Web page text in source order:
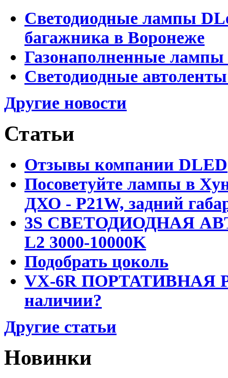
Светодиодные лампы
багажника в Воронеже
Газонаполненные
Светодиодные
Другие новости
Статьи
Отзывы компании DLED
Посоветуйте лампы в
ДХО - P21W, задний
3S СВЕТОДИОДНАЯ
L2 3000-10000K
Подобрать цоколь
VX-6R ПОРТАТИВНАЯ
наличии?
Другие статьи
Новинки